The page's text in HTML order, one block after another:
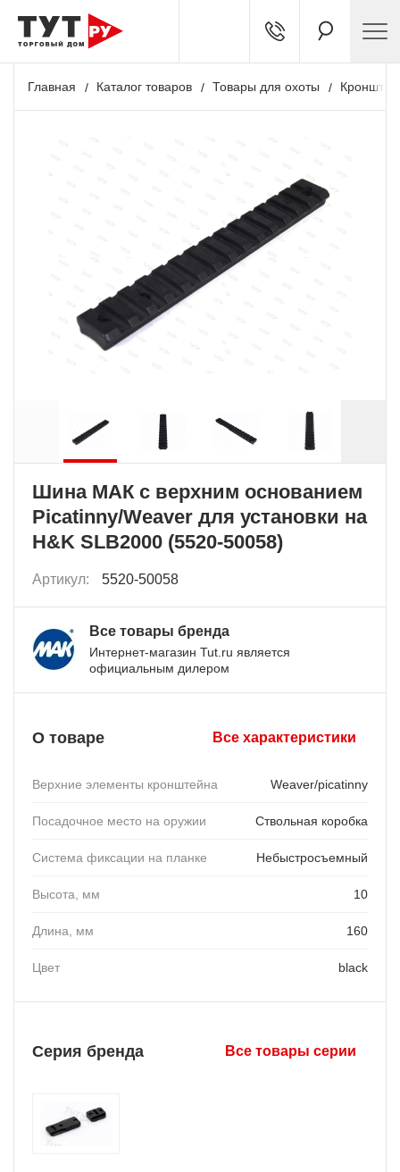
Главная Каталог товаров Товары для охоты
Шина МАК с верхним основанием
Picatinny/Weaver для установки на
H&K SLB2000 (5520-50058)
Артикул: 5520-50058
Все товары бренда
Интернет-магазин Tut.ru является
официальным дилером
О товаре Все характеристики
Верхние элементы кронштейна Weaver/picatinny
Посадочное место на оружии Ствольная коробка
Система фиксации на планке Небыстросъемный
Высота, мм 10
Длина, мм 160
Цвет black
Серия бренда Все товары серии